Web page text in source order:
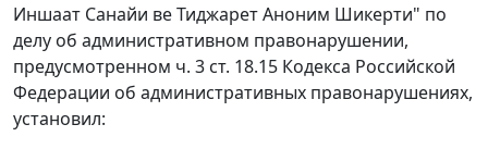
Иншаат Санайи ве Тиджарет Аноним Шикерти" по
делу об административном правонарушении,
предусмотренном ч. 3 ст. 18.15 Кодекса Российской
Федерации об административных правонарушениях,
установил: